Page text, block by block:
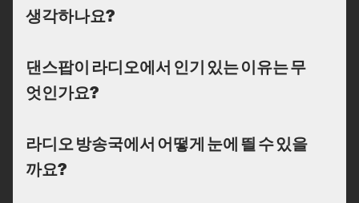
생각하나요?
댄스팝이 라디오에서 인기 있는 이유는 무
엇인가요?
라디오 방송국에서 어떻게 눈에 띌 수 있을
까요?